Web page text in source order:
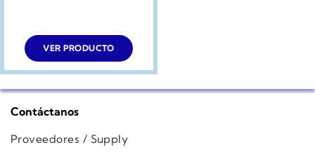
VER PRODUCTO
Contáctanos
Proveedores / Supply